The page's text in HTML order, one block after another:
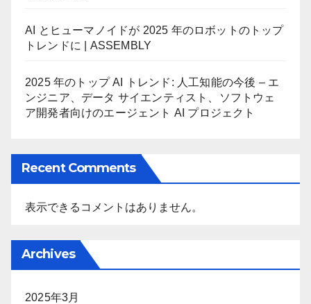
AI とヒューマノイドが 2025 年のロボットのトップ
トレンドに | ASSEMBLY
2025 年のトップ AI トレンド: 人工知能の今後 – エ
ンジニア、データ サイエンティスト、ソフトウェ
ア開発者向けのエージェント AI プロジェクト
Recent Comments
表示できるコメントはありません。
Archives
2025年3月